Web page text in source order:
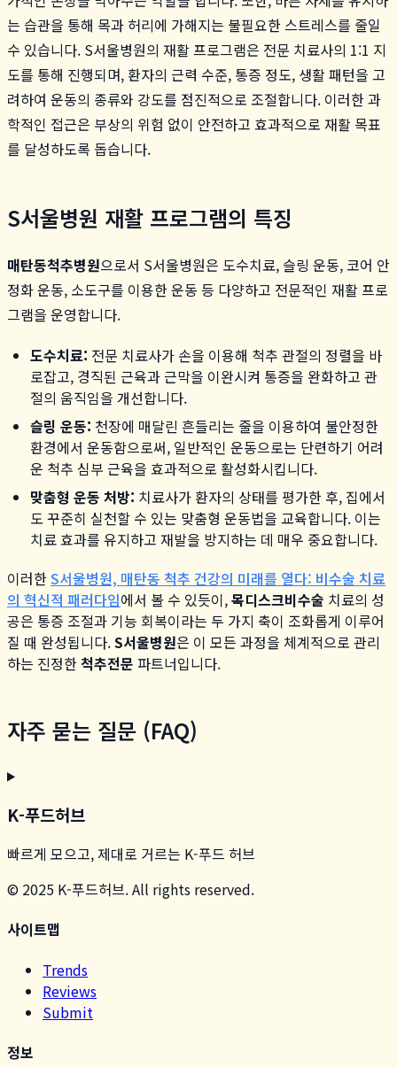
는 습관을 통해 목과 허리에 가해지는 불필요한 스트레스를 줄일
수 있습니다. S서울병원의 재활 프로그램은 전문 치료사의 1:1 지
도를 통해 진행되며, 환자의 근력 수준, 통증 정도, 생활 패턴을 고
려하여 운동의 종류와 강도를 점진적으로 조절합니다. 이러한 과
학적인 접근은 부상의 위험 없이 안전하고 효과적으로 재활 목표
를 달성하도록 돕습니다.
S서울병원 재활 프로그램의 특징
매탄동척추병원으로서 S서울병원은 도수치료, 슬링 운동, 코어 안
정화 운동, 소도구를 이용한 운동 등 다양하고 전문적인 재활 프로
그램을 운영합니다.
도수치료: 전문 치료사가 손을 이용해 척추 관절의 정렬을 바
로잡고, 경직된 근육과 근막을 이완시켜 통증을 완화하고 관
절의 움직임을 개선합니다.
슬링 운동: 천장에 매달린 흔들리는 줄을 이용하여 불안정한
환경에서 운동함으로써, 일반적인 운동으로는 단련하기 어려
운 척추 심부 근육을 효과적으로 활성화시킵니다.
맞춤형 운동 처방: 치료사가 환자의 상태를 평가한 후, 집에서
도 꾸준히 실천할 수 있는 맞춤형 운동법을 교육합니다. 이는
치료 효과를 유지하고 재발을 방지하는 데 매우 중요합니다.
이러한S서울병원, 매탄동 척추 건강의 미래를 열다: 비수술 치료
의 혁신적 패러다임에서 볼 수 있듯이,목디스크비수술 치료의 성
공은 통증 조절과 기능 회복이라는 두 가지 축이 조화롭게 이루어
질 때 완성됩니다.S서울병원은 이 모든 과정을 체계적으로 관리
하는 진정한척추전문 파트너입니다.
자주 묻는 질문 (FAQ)
K-푸드허브
빠르게 모으고, 제대로 거르는 K-푸드 허브
© 2025 K-푸드허브. All rights reserved.
사이트맵
Trends
Reviews
Submit
정보